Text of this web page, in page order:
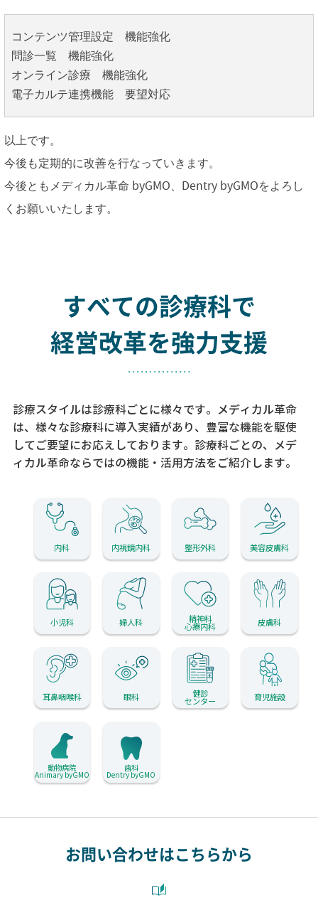
コンテンツ管理設定 機能強化
問診一覧 機能強化
オンライン診療 機能強化
電子カルテ連携機能 要望対応
以上です。
今後も定期的に改善を行なっていきます。
今後ともメディカル革命 byGMO、Dentry byGMOをよろし
くお願いいたします。
すべての診療科で
経営改革を強力支援
診療スタイルは診療科ごとに様々です。メディカル革命
は、様々な診療科に導入実績があり、 豊富な機能を駆使
してご要望にお応えしております。 診療科ごとの、メデ
ィカル革命ならではの機能・活用方法をご紹介します。
内科 内視鏡内科 整形外科 美容皮膚科
小児科 婦人科 精神科
心療内科 皮膚科
耳鼻咽喉科 眼科 健診
センター 育児施設
動物病院
Animary byGMO
歯科
Dentry byGMO
お問い合わせはこちらから